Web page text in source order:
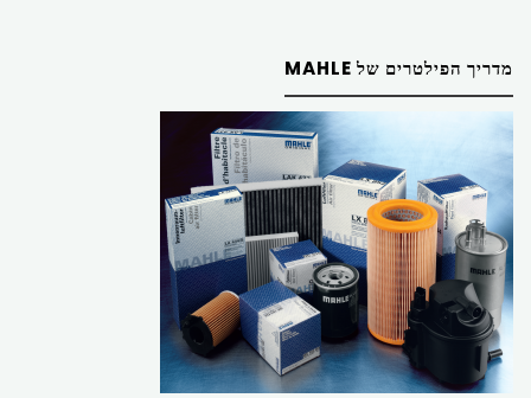
מדריך הפילטרים של MAHLE